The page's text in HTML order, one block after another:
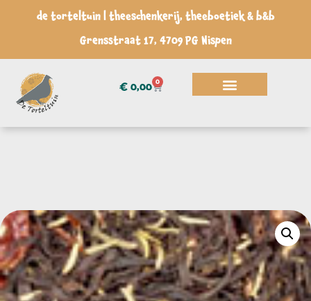
de torteltuin | theeschenkerij, theeboetiek & b&b
Grensstraat 17, 4709 PG Nispen
€0,00 0